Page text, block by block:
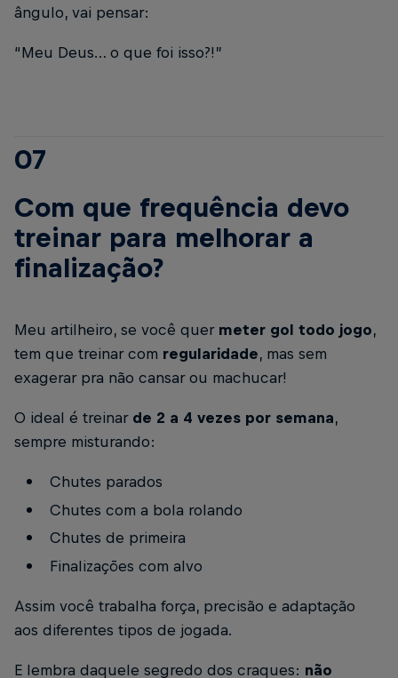
ângulo, vai pensar:
“Meu Deus… o que foi isso?!”
07
Com que frequência devo
treinar para melhorar a
finalização?
Meu artilheiro, se você quer meter gol todo jogo,
tem que treinar com regularidade, mas sem
exagerar pra não cansar ou machucar!
O ideal é treinar de 2 a 4 vezes por semana,
sempre misturando:
Chutes parados
Chutes com a bola rolando
Chutes de primeira
Finalizações com alvo
Assim você trabalha força, precisão e adaptação
aos diferentes tipos de jogada.
E lembra daquele segredo dos craques: não